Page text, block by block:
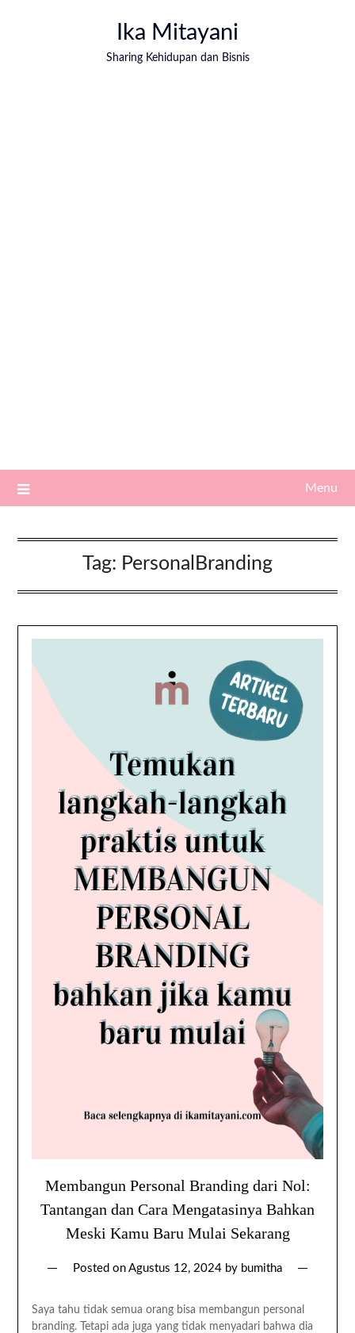
Ika Mitayani
Sharing Kehidupan dan Bisnis
Menu
Tag: PersonalBranding
Membangun Personal Branding dari Nol:
Tantangan dan Cara Mengatasinya Bahkan
Meski Kamu Baru Mulai Sekarang
Posted on Agustus 12, 2024 by bumitha
Saya tahu tidak semua orang bisa membangun personal
branding. Tetapi ada juga yang tidak menyadari bahwa dia